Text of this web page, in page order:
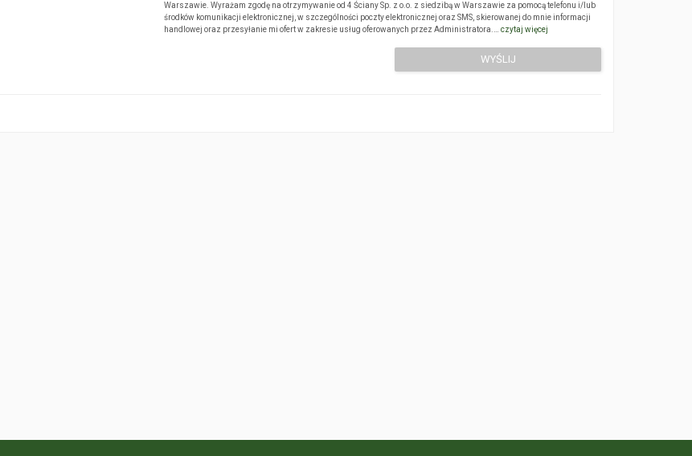
Warszawie. Wyrażam zgodę na otrzymywanie od 4 Ściany Sp. z o.o. z siedzibą w Warszawie za pomocą telefonu i/lub
środków komunikacji elektronicznej, w szczególności poczty elektronicznej oraz SMS, skierowanej do mnie informacji
handlowej oraz przesyłanie mi ofert w zakresie usług oferowanych przez Administratora.… czytaj więcej